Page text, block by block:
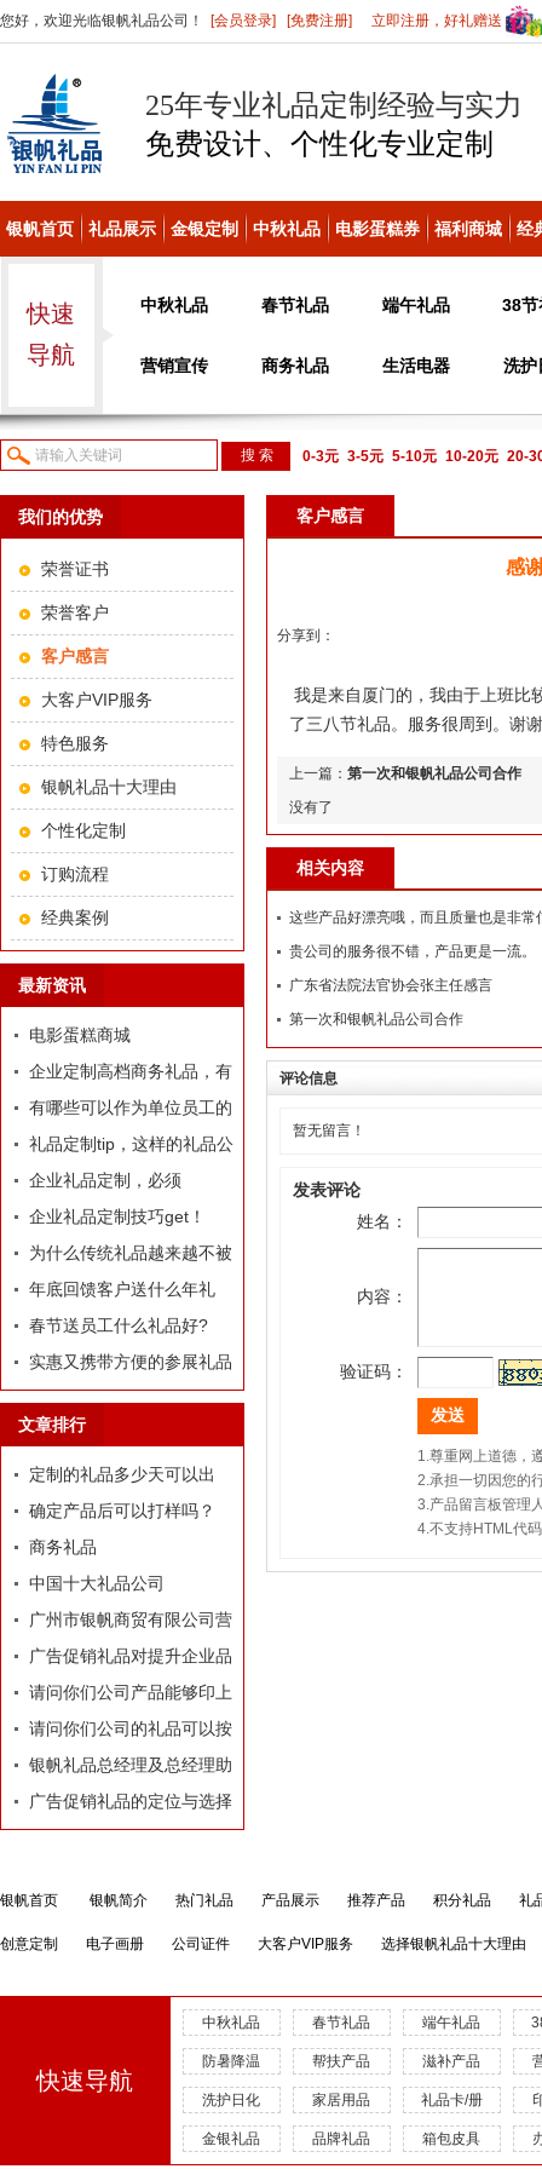
您好，欢迎光临银帆礼品公司！ [会员登录] [免费注册] 立即注册，好礼赠送
25年专业礼品定制经验与实力
免费设计、个性化专业定制
银帆首页 礼品展示 金银定制 中秋礼品 电影蛋糕券 福利商城 经
快速
导航
中秋礼品 春节礼品 端午礼品 38节
营销宣传 商务礼品 生活电器 洗护
0-3元 3-5元 5-10元 10-20元 20-
议或电话咨询
我们的优势
荣誉证书
荣誉客户
客户感言
大客户VIP服务
特色服务
银帆礼品十大理由
个性化定制
订购流程
经典案例
最新资讯
电影蛋糕商城
企业定制高档商务礼品，有
哪些推荐？
有哪些可以作为单位员工的
定制礼品？
礼品定制tip，这样的礼品公
司我才爱！
企业礼品定制，必须
有“里”、有“面”
企业礼品定制技巧get！
为什么传统礼品越来越不被
选择了
年底回馈客户送什么年礼
好?
春节送员工什么礼品好?
实惠又携带方便的参展礼品
文章排行
定制的礼品多少天可以出
货？
确定产品后可以打样吗？
商务礼品
中国十大礼品公司
广州市银帆商贸有限公司营
业执照
广告促销礼品对提升企业品
牌有着莫大的作用
请问你们公司产品能够印上
我们公司的LOGO和广告
吗？
请问你们公司的礼品可以按
照我们的要求和构思专门设
计订做吗？
银帆礼品总经理及总经理助
理名片
广告促销礼品的定位与选择
客户感言
感
分享到：
我是来自厦门的，我由于上班比
了三八节礼品。服务很周到。谢
上一篇： 第一次和银帆礼品公司合作
没有了
相关内容
这些产品好漂亮哦，而且质量也是非常
贵公司的服务很不错，产品更是一流。
广东省法院法官协会张主任感言
第一次和银帆礼品公司合作
评论信息
暂无留言！
发表评论
姓名：
内容：
验证码：
1.尊重网上道德，
2.承担一切因您的
3.产品留言板管理
4.不支持HTML代
银帆首页 银帆简介 热门礼品 产品展示 推荐产品 积分礼品 礼
创意定制 电子画册 公司证件 大客户VIP服务 选择银帆礼品十大理由
快速导航
中秋礼品 春节礼品 端午礼品
防暑降温 帮扶产品 滋补产品
洗护日化 家居用品 礼品卡/册
金银礼品 品牌礼品 箱包皮具